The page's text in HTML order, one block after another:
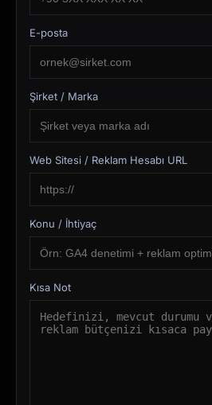
E-posta
Şirket / Marka
Web Sitesi / Reklam Hesabı URL
Konu / İhtiyaç
Kısa Not